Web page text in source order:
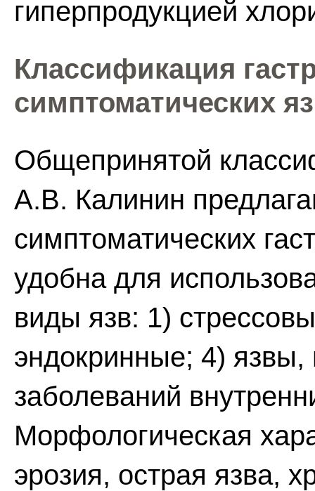
гиперпродукцией
Классификация
симптоматических
Общепринятой
А.В. Калинин
симптоматических
удобна для
виды язв: 1)
эндокринные; 4)
заболеваний
Морфологическая
эрозия, острая язва,